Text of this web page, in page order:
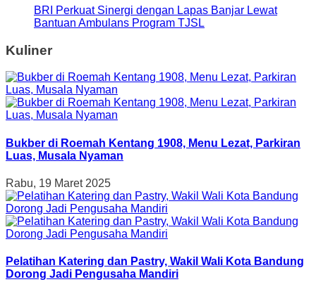
BRI Perkuat Sinergi dengan Lapas Banjar Lewat
Bantuan Ambulans Program TJSL
Kuliner
Bukber di Roemah Kentang 1908, Menu Lezat, Parkiran
Luas, Musala Nyaman
Rabu, 19 Maret 2025
Pelatihan Katering dan Pastry, Wakil Wali Kota Bandung
Dorong Jadi Pengusaha Mandiri